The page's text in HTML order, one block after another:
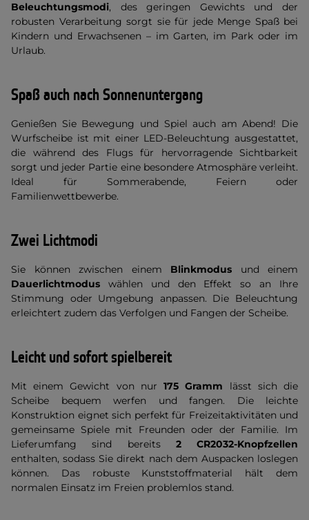
Beleuchtungsmodi, des geringen Gewichts und der
robusten Verarbeitung sorgt sie für jede Menge Spaß bei
Kindern und Erwachsenen – im Garten, im Park oder im
Urlaub.
Spaß auch nach Sonnenuntergang
Genießen Sie Bewegung und Spiel auch am Abend! Die
Wurfscheibe ist mit einer LED-Beleuchtung ausgestattet,
die während des Flugs für hervorragende Sichtbarkeit
sorgt und jeder Partie eine besondere Atmosphäre verleiht.
Ideal für Sommerabende, Feiern oder
Familienwettbewerbe.
Zwei Lichtmodi
Sie können zwischen einem Blinkmodus und einem
Dauerlichtmodus wählen und den Effekt so an Ihre
Stimmung oder Umgebung anpassen. Die Beleuchtung
erleichtert zudem das Verfolgen und Fangen der Scheibe.
Leicht und sofort spielbereit
Mit einem Gewicht von nur175 Gramm lässt sich die
Scheibe bequem werfen und fangen. Die leichte
Konstruktion eignet sich perfekt für Freizeitaktivitäten und
gemeinsame Spiele mit Freunden oder der Familie. Im
Lieferumfang sind bereits 2 CR2032-Knopfzellen
enthalten, sodass Sie direkt nach dem Auspacken loslegen
können. Das robuste Kunststoffmaterial hält dem
normalen Einsatz im Freien problemlos stand.